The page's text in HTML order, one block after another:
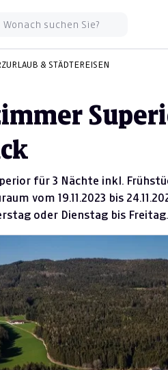
& STÄDTEREISEN
für 3 Nächte inkl.
vom 19.11.2023 bis
oder Dienstag bis Freitag.